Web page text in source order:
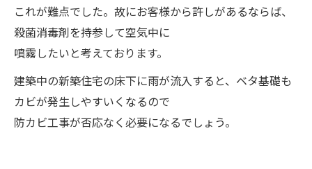
これが難点でした。故にお客様から許しがあるならば、
殺菌消毒剤を持参して空気中に
噴霧したいと考えております。
建築中の新築住宅の床下に雨が流入すると、ベタ基礎も
カビが発生しやすいくなるので
防カビ工事が否応なく必要になるでしょう。